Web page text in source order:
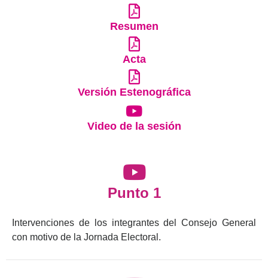
Resumen
Acta
Versión Estenográfica
Video de la sesión
Punto 1
Intervenciones de los integrantes del Consejo General
con motivo de la Jornada Electoral.